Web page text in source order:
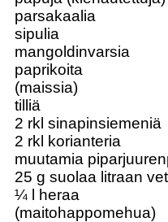
parsakaalia
sipulia
mangoldinvarsia
paprikoita
(maissia)
tilliä
2 rkl sinapinsiemeniä
2 rkl korianteria
muutamia
25 g suolaa litraan
¼ l heraa
(maitohappomehua)